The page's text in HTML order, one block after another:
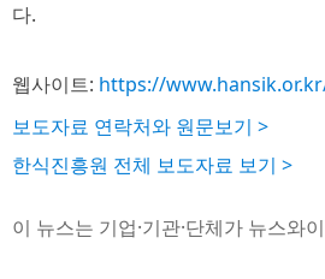
다.
웹사이트: https://
보도자료 연락처와 원문보기 >
한식진흥원 전체 보도자료 보기 >
이 뉴스는 기업·기관·단체가 뉴스